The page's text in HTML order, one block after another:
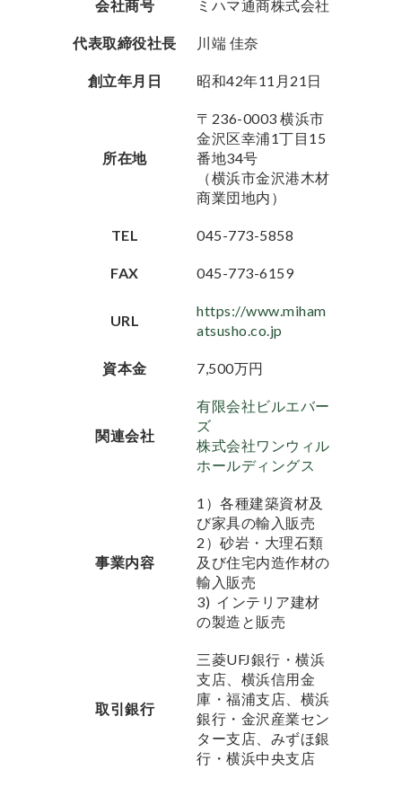
会社商号 ミハマ通商株式会社
代表取締役社長 川端 佳奈
創立年月日 昭和42年11月21日
所在地
〒236-0003 横浜市
金沢区幸浦1丁目15
番地34号
（横浜市金沢港木材
商業団地内）
TEL 045-773-5858
FAX 045-773-6159
URL
https://www.miham
atsusho.co.jp
資本金 7,500万円
関連会社
有限会社ビルエバー
ズ
株式会社ワンウィル
ホールディングス
事業内容
1）各種建築資材及
び家具の輸入販売
2）砂岩・大理石類
及び住宅内造作材の
輸入販売
3) インテリア建材
の製造と販売
取引銀行
三菱UFJ銀行・横浜
支店、横浜信用金
庫・福浦支店、横浜
銀行・金沢産業セン
ター支店、みずほ銀
行・横浜中央支店